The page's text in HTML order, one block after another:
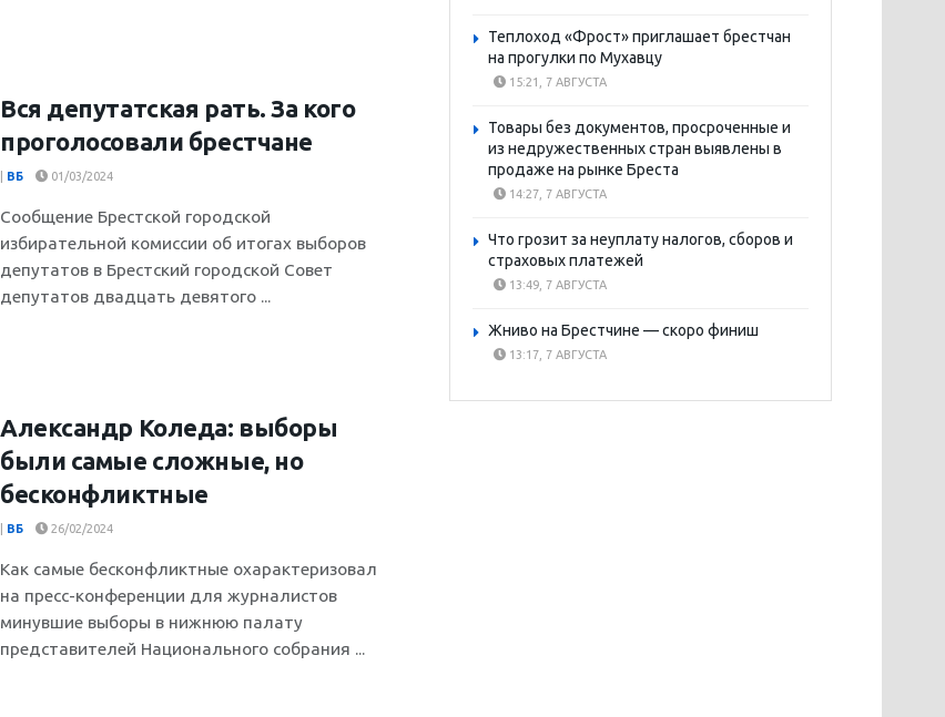
Вся депутатская рать. За кого
проголосовали брестчане
ВБ 01/03/2024
Сообщение Брестской городской
избирательной комиссии об итогах выборов
депутатов в Брестский городской Совет
депутатов двадцать девятого ...
Александр Коледа: выборы
были самые сложные, но
бесконфликтные
ВБ 26/02/2024
Как самые бесконфликтные охарактеризовал
на пресс-конференции для журналистов
минувшие выборы в нижнюю палату
представителей Национального собрания ...
Теплоход «Фрост» приглашает брестчан
на прогулки по Мухавцу
15:21, 7 АВГУСТА
Товары без документов, просроченные и
из недружественных стран выявлены в
продаже на рынке Бреста
14:27, 7 АВГУСТА
Что грозит за неуплату налогов, сборов и
страховых платежей
13:49, 7 АВГУСТА
Жниво на Брестчине — скоро финиш
13:17, 7 АВГУСТА